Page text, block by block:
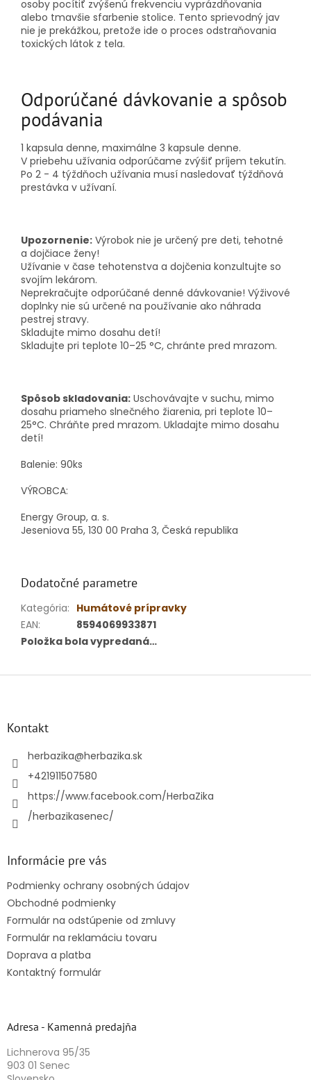
osoby pocítiť zvýšenú frekvenciu vyprázdňovania
alebo tmavšie sfarbenie stolice. Tento sprievodný jav
nie je prekážkou, pretože ide o proces odstraňovania
toxických látok z tela.
Odporúčané dávkovanie a spôsob
podávania
1 kapsula denne, maximálne 3 kapsule denne.
V priebehu užívania odporúčame zvýšiť príjem tekutín.
Po 2 - 4 týždňoch užívania musí nasledovať týždňová
prestávka v užívaní.
Upozornenie: Výrobok nie je určený pre deti, tehotné
a dojčiace ženy!
Užívanie v čase tehotenstva a dojčenia konzultujte so
svojím lekárom.
Neprekračujte odporúčané denné dávkovanie! Výživové
doplnky nie sú určené na používanie ako náhrada
pestrej stravy.
Skladujte mimo dosahu detí!
Skladujte pri teplote 10–25 °C, chránte pred mrazom.
Spôsob skladovania: Uschovávajte v suchu, mimo
dosahu priameho slnečného žiarenia, pri teplote 10–
25°C. Chráňte pred mrazom. Ukladajte mimo dosahu
detí!
Balenie: 90ks
VÝROBCA:
Energy Group, a. s.
Jeseniova 55, 130 00 Praha 3, Česká republika
Dodatočné parametre
Kategória: Humátové prípravky
EAN:
8594069933871
Položka bola vypredaná…
Kontakt
herbazika@herbazika.sk
+421911507580
https://www.facebook.com/HerbaZika
/herbazikasenec/
Informácie pre vás
Podmienky ochrany osobných údajov
Obchodné podmienky
Formulár na odstúpenie od zmluvy
Formulár na reklamáciu tovaru
Doprava a platba
Kontaktný formulár
Adresa - Kamenná predajňa
Lichnerova 95/35
903 01 Senec